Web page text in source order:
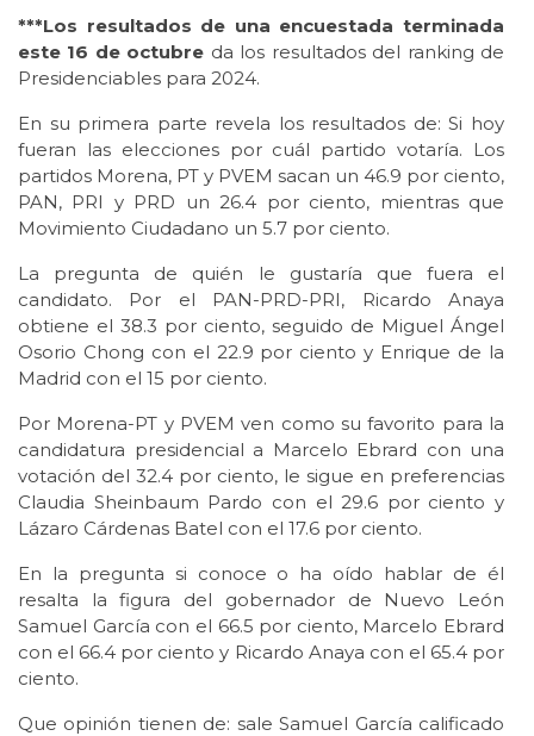
***Los resultados de una encuestada terminada
este 16 de octubre da los resultados del ranking de
Presidenciables para 2024.
En su primera parte revela los resultados de: Si hoy
fueran las elecciones por cuál partido votaría. Los
partidos Morena, PT y PVEM sacan un 46.9 por ciento,
PAN, PRI y PRD un 26.4 por ciento, mientras que
Movimiento Ciudadano un 5.7 por ciento.
La pregunta de quién le gustaría que fuera el
candidato. Por el PAN-PRD-PRI, Ricardo Anaya
obtiene el 38.3 por ciento, seguido de Miguel Ángel
Osorio Chong con el 22.9 por ciento y Enrique de la
Madrid con el 15 por ciento.
Por Morena-PT y PVEM ven como su favorito para la
candidatura presidencial a Marcelo Ebrard con una
votación del 32.4 por ciento, le sigue en preferencias
Claudia Sheinbaum Pardo con el 29.6 por ciento y
Lázaro Cárdenas Batel con el 17.6 por ciento.
En la pregunta si conoce o ha oído hablar de él
resalta la figura del gobernador de Nuevo León
Samuel García con el 66.5 por ciento, Marcelo Ebrard
con el 66.4 por ciento y Ricardo Anaya con el 65.4 por
ciento.
Que opinión tienen de: sale Samuel García calificado